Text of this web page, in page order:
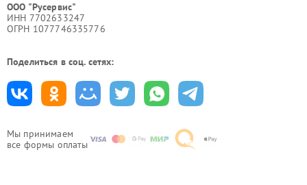
Мы принимаем
все формы оплаты
ООО "Русервис"
ИНН 7702633247
ОГРН 1077746335776
Поделиться в соц. сетях: